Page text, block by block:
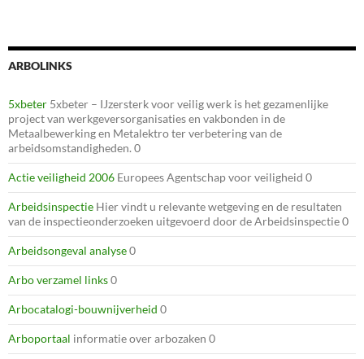
ARBOLINKS
5xbeter 5xbeter – IJzersterk voor veilig werk is het gezamenlijke
project van werkgeversorganisaties en vakbonden in de
Metaalbewerking en Metalektro ter verbetering van de
arbeidsomstandigheden. 0
Actie veiligheid 2006 Europees Agentschap voor veiligheid 0
Arbeidsinspectie Hier vindt u relevante wetgeving en de resultaten
van de inspectieonderzoeken uitgevoerd door de Arbeidsinspectie 0
Arbeidsongeval analyse0
Arbo verzamel links0
Arbocatalogi-bouwnijverheid 0
Arboportaal informatie over arbozaken 0